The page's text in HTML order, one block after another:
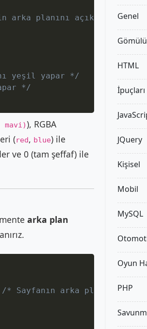
planını açık mavi
yeşil yapar */
*/
mavi)), RGBA
(red, blue) ile
ve 0 (tam şeffaf) ile
arka plan
/* Sayfanın arka planına
Genel
HTML
İpuçları
JQuery
Kişisel
Mobil
MySQL
Oyun
PHP